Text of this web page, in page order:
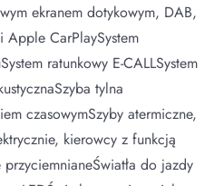
ekranem dotykowym, DAB,
CarPlaySystem
ratunkowy E-CALLSystem
tylna
czasowymSzyby atermiczne,
kierowcy z funkcją
do jazdy